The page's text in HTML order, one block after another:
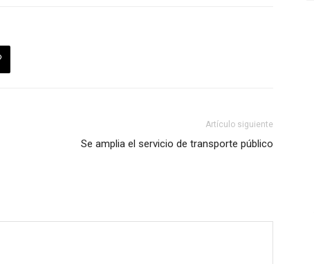
Artículo siguiente
Se amplia el servicio de transporte público